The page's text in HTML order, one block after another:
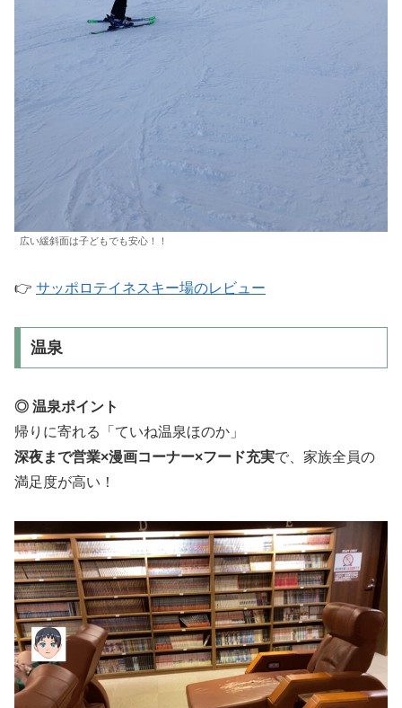
広い緩斜面は子どもでも安心！！
👉 サッポロテイネスキー場のレビュー
温泉
◎ 温泉ポイント
帰りに寄れる「ていね温泉ほのか」
深夜まで営業×漫画コーナー×フード充実で、家族全員の
満足度が高い！